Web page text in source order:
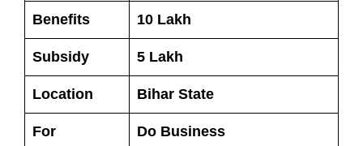
Benefits 10 Lakh
Subsidy 5 Lakh
Location Bihar State
For Do Business